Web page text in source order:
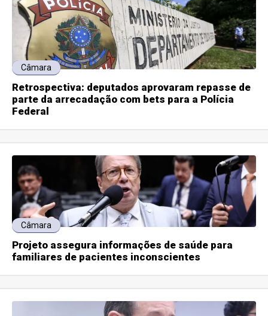
Câmara
Retrospectiva: deputados aprovaram repasse de
parte da arrecadação com bets para a Polícia
Federal
Câmara
Projeto assegura informações de saúde para
familiares de pacientes inconscientes